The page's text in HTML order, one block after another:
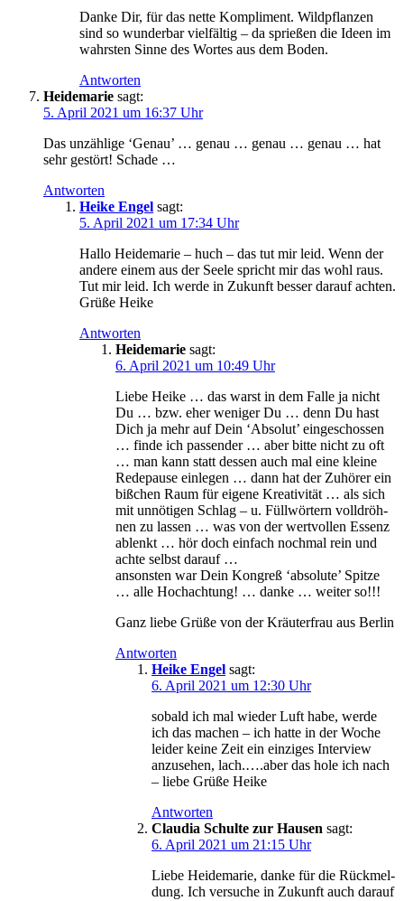
Dan­ke Dir, für das net­te Kom­pli­ment. Wild­pflan­zen
sind so wun­der­bar viel­fäl­tig – da sprie­ßen die Ideen im
wahrs­ten Sin­ne des Wor­tes aus dem Boden.
Antworten
Heidemarie sagt:
5. April 2021 um 16:37 Uhr
Das unzäh­li­ge ‘Genau’ … genau … genau … genau … hat
sehr gestört! Schade …
Antworten
Heike Engel sagt:
5. April 2021 um 17:34 Uhr
Hal­lo Hei­de­ma­rie – huch – das tut mir leid. Wenn der
ande­re einem aus der See­le spricht mir das wohl raus.
Tut mir leid. Ich wer­de in Zukunft bes­ser dar­auf ach­ten.
Grü­ße Heike
Antworten
Heidemarie sagt:
6. April 2021 um 10:49 Uhr
Lie­be Hei­ke … das warst in dem Fal­le ja nicht
Du … bzw. eher weni­ger Du … denn Du hast
Dich ja mehr auf Dein ‘Abso­lut’ ein­ge­schos­sen
… fin­de ich pas­sen­der … aber bit­te nicht zu oft
… man kann statt des­sen auch mal eine klei­ne
Rede­pau­se ein­le­gen … dann hat der Zuhö­rer ein
biß­chen Raum für eige­ne Krea­ti­vi­tät … als sich
mit unnö­ti­gen Schlag – u. Füll­wör­tern voll­dröh­
nen zu las­sen … was von der wert­vol­len Essenz
ablenkt … hör doch ein­fach noch­mal rein und
ach­te selbst darauf …
ansons­ten war Dein Kon­greß ‘abso­lu­te’ Spit­ze
… alle Hoch­ach­tung! … dan­ke … wei­ter so!!!
Ganz lie­be Grü­ße von der Kräu­ter­frau aus Berlin
Antworten
Heike Engel sagt:
6. April 2021 um 12:30 Uhr
sobald ich mal wie­der Luft habe, wer­de
ich das machen – ich hat­te in der Woche
lei­der kei­ne Zeit ein ein­zi­ges Inter­view
anzu­se­hen, lach.….aber das hole ich nach
– lie­be Grü­ße Heike
Antworten
Claudia Schulte zur Hausen sagt:
6. April 2021 um 21:15 Uhr
Lie­be Hei­de­ma­rie, dan­ke für die Rück­mel­
dung. Ich ver­su­che in Zukunft auch dar­auf